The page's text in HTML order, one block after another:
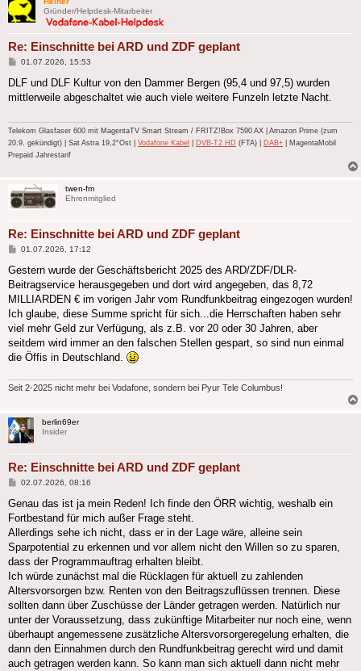
Gründer/Helpdesk-Mitarbeiter
Re: Einschnitte bei ARD und ZDF geplant
Beitrag
01.07.2026, 15:53
DLF und DLF Kultur von den Dammer Bergen (95,4 und 97,5) wurden
mittlerweile abgeschaltet wie auch viele weitere Funzeln letzte Nacht.
Telekom Glasfaser 600 mit MagentaTV Smart Stream / FRITZ!Box 7590 AX | Amazon Prime (zum
20.9. gekündigt) | Sat Astra 19,2°Ost | Vodafone Kabel DVB-T2 HD (FTA) | DAB+ | MagentaMobil
Prepaid Jahrestarif
twen-fm
Ehrenmitglied
Re: Einschnitte bei ARD und ZDF geplant
Beitrag
01.07.2026, 17:12
Gestern wurde der Geschäftsbericht 2025 des ARD/ZDF/DLR-
Beitragservice herausgegeben und dort wird angegeben, das 8,72
MILLIARDEN € im vorigen Jahr vom Rundfunkbeitrag eingezogen wurden!
Ich glaube, diese Summe spricht für sich...die Herrschaften haben sehr
viel mehr Geld zur Verfügung, als z.B. vor 20 oder 30 Jahren, aber
seitdem wird immer an den falschen Stellen gespart, so sind nun einmal
die Öffis in Deutschland.
Seit 2-2025 nicht mehr bei Vodafone, sondern bei Pyur Tele Columbus!
berlin69er
Insider
Re: Einschnitte bei ARD und ZDF geplant
Beitrag
02.07.2026, 08:16
Genau das ist ja mein Reden! Ich finde den ÖRR wichtig, weshalb ein
Fortbestand für mich außer Frage steht.
Allerdings sehe ich nicht, dass er in der Lage wäre, alleine sein
Sparpotential zu erkennen und vor allem nicht den Willen so zu sparen,
dass der Programmauftrag erhalten bleibt.
Ich würde zunächst mal die Rücklagen für aktuell zu zahlenden
Altersvorsorgen bzw. Renten von den Beitragszuflüssen trennen. Diese
sollten dann über Zuschüsse der Länder getragen werden. Natürlich nur
unter der Voraussetzung, dass zukünftige Mitarbeiter nur noch eine, wenn
überhaupt angemessene zusätzliche Altersvorsorgeregelung erhalten, die
dann den Einnahmen durch den Rundfunkbeitrag gerecht wird und damit
auch getragen werden kann. So kann man sich aktuell dann nicht mehr